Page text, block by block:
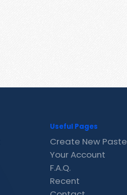
Useful Pages
Create New Paste
Your Account
F.A.Q.
Recent